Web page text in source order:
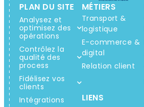
PLAN DU SITE
Analysez et
optimisez des
opérations
Contrôlez la
qualité des
process
Fidélisez vos
clients
Intégrations
MÉTIERS
Transport &
logistique
E-commerce &
digital
Relation client
LIENS